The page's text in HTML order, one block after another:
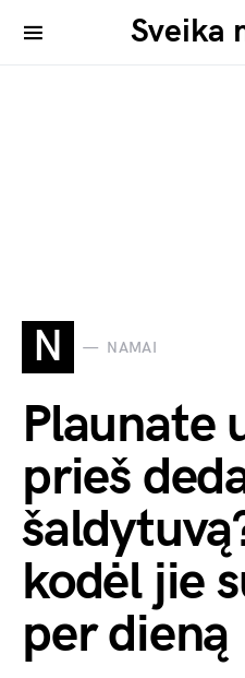
Sveika
N NAMAI
Plaunate
prieš
kodėl jie
per dieną